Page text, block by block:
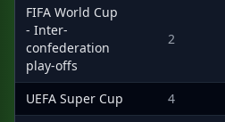
FIFA World Cup
- Inter-
confederation
play-offs
2
UEFA Super Cup 4